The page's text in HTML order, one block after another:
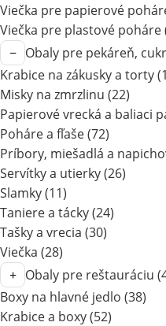
Viečka pre papierové
Viečka pre plastové poháre
Obaly pre pekáreň,
Krabice na zákusky a torty
Misky na zmrzlinu (22)
Papierové vrecká a baliaci
Poháre a fľaše(72)
Príbory, miešadlá a
Servítky a utierky(26)
Slamky(11)
Taniere a tácky(24)
Tašky a vrecia (30)
Viečka (28)
Obaly pre reštauráciu
Boxy na hlavné jedlo (38)
Krabice a boxy(52)